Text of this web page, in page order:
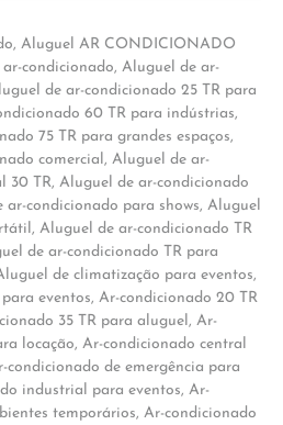
, Aluguel AR CONDICIONADO
condicionado, Aluguel de ar-
de ar-condicionado 25 TR para
60 TR para indústrias,
75 TR para grandes espaços,
comercial, Aluguel de ar-
30 TR, Aluguel de ar-condicionado
ar-condicionado para shows, Aluguel
, Aluguel de ar-condicionado TR
de ar-condicionado TR para
de climatização para eventos,
eventos, Ar-condicionado 20 TR
35 TR para aluguel, Ar-
locação, Ar-condicionado central
condicionado de emergência para
industrial para eventos, Ar-
temporários, Ar-condicionado